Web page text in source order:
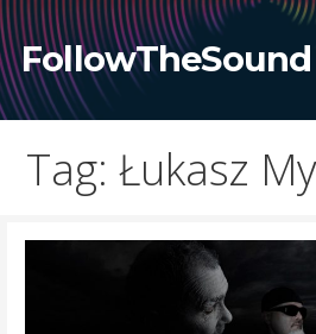
Skip
to
content
FollowTheSound
Tag: Łukasz